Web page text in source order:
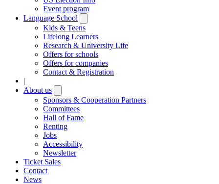
Event program
Language School
submenu
Kids & Teens
Lifelong Learners
Research & University Life
Offers for schools
Offers for companies
Contact & Registration
|
About us
submenu
Sponsors & Cooperation Partners
Committees
Hall of Fame
Renting
Jobs
Accessibility
Newsletter
Ticket Sales
Contact
News